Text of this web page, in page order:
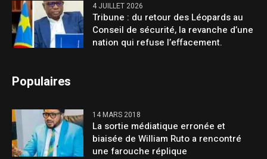
4 JUILLET 2026
Tribune : du retour des Léopards au
Conseil de sécurité, la revanche d’une
nation qui refuse l’effacement.
Populaires
14 MARS 2018
La sortie médiatique erronée et
biaisée de William Ruto a rencontré
une farouche réplique